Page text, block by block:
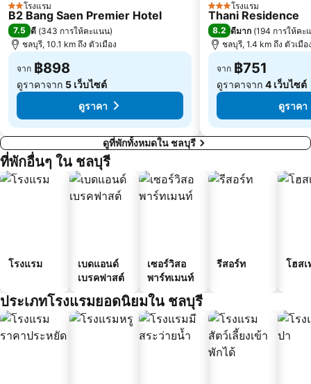
2 ดาวโรงแรม
B2 Bang Saen Premier Hotel
7.5 ดี (343 การให้คะแนน)
ชลบุรี, 10.1 km ถึง ตัวเมือง
จาก ฿898
ดูราคาจาก 5 เว็บไซต์
ดูราคา
3 ดาวโรงแรม
Thani Residence
8.2 ดีมาก (194 การให้คะ
ชลบุรี, 1.4 km ถึง ตัวเมือ
จาก ฿751
ดูราคาจาก 4 เว็บไซต์
ดูราคา
ดูที่พักทั้งหมดใน ชลบุรี
ที่พักอื่นๆ ใน ชลบุรี
โรงแรม
เบดแอนด์
เบรคฟาสต์
เซอร์วิสอ
พาร์ทเมนท์
รีสอร์ท โฮสเ
ประเภทโรงแรมยอดนิยมใน ชลบุรี